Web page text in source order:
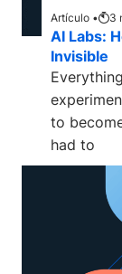
Artículo • 3
AI Labs:
Invisible
to
had to